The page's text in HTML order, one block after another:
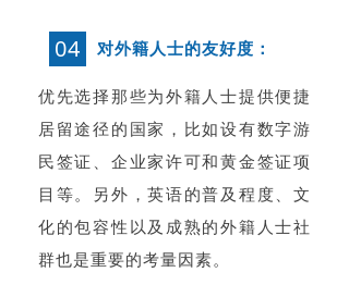
04 对外籍人士的友好度：
优先选择那些为外籍人士提供便捷
居留途径的国家，比如设有数字游
民签证、企业家许可和黄金签证项
目等。另外，英语的普及程度、文
化的包容性以及成熟的外籍人士社
群也是重要的考量因素。